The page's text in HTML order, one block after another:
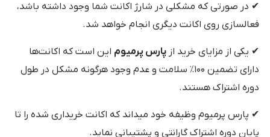
✔ در صورتی که مشکلی در شارژ اکانت شما وجود داشته باشد،
فعالسازی روی اکانت دیگری انجام خواهد شد.
✔ یکی از مزایای خرید از پارس پرمیوم این است که اکانت‌ها
دارای تضمین ۱۰۰٪ سلامت و عدم وجود هرگونه مشکل در طول
دوره اشتراک هستند.
✔ پارس پرمیوم وظیفه خود میداند که اکانت خریداری شده را تا
پایان دوره اشتراک گارانتی و پشتیبانی نماید.